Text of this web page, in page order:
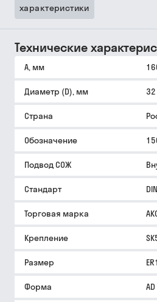
характеристики
Технические
A, мм
Диаметр (D), мм 32
Страна
Обозначение
Подвод СОЖ
Стандарт
Торговая марка
Крепление
Размер
Форма AD